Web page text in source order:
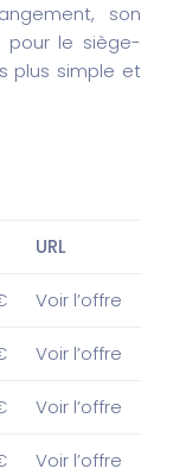
son
pour le siège-
plus simple et
URL
Voir l’offre
Voir l’offre
Voir l’offre
Voir l’offre